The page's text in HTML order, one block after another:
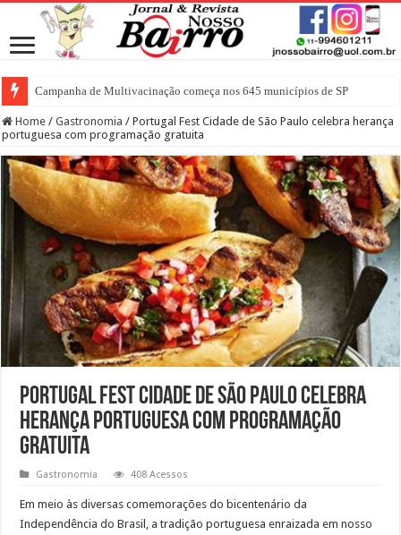
Campanha de Multivacinação começa nos 645 municípios de SP
Home / Gastronomia / Portugal Fest Cidade de São Paulo celebra herança
portuguesa com programação gratuita
Portugal Fest Cidade de São Paulo celebra
herança portuguesa com programação
gratuita
Gastronomia 408 Acessos
Em meio às diversas comemorações do bicentenário da
Independência do Brasil, a tradição portuguesa enraizada em nosso